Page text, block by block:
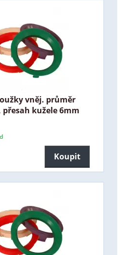
vněj. průměr
přesah kužele 6mm
Koupit